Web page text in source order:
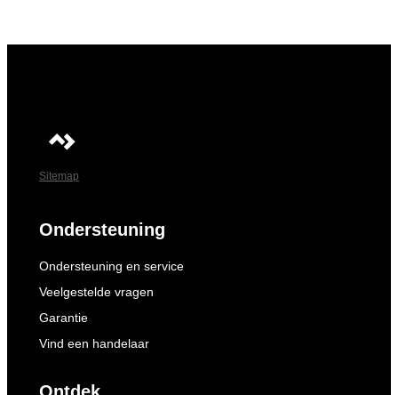
Sitemap
Ondersteuning
Ondersteuning en service
Veelgestelde vragen
Garantie
Vind een handelaar